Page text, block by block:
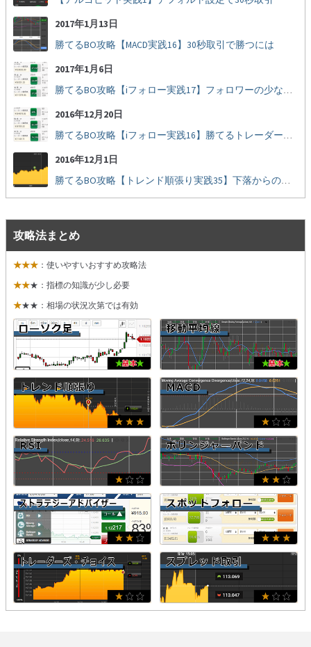
2017年1月13日
勝てるBO攻略【MACD実践16】30秒取引で勝つには
2017年1月6日
勝てるBO攻略【iフォロー実践17】フォロワーの少ない人をフォローする
2016年12月20日
勝てるBO攻略【iフォロー実践16】勝てるトレーダーを見抜く
2016年12月1日
勝てるBO攻略【トレンド順張り実践35】下落からの反発を見極める
攻略法まとめ
★★★ ：使いやすいおすすめ攻略法
★★★：指標の知識が少し必要
★★★：相場の状況次第では有効